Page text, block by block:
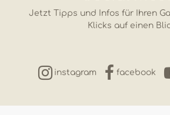
Jetzt Tipps und Infos für Ihren
Klicks auf einen
instagram facebook